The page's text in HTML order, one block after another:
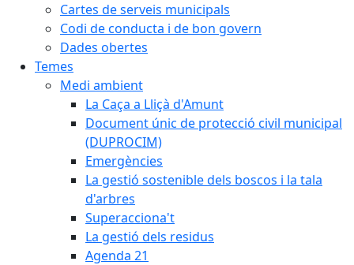
Cartes de serveis municipals
Codi de conducta i de bon govern
Dades obertes
Temes
Medi ambient
La Caça a Lliçà d'Amunt
Document únic de protecció civil municipal
(DUPROCIM)
Emergències
La gestió sostenible dels boscos i la tala
d'arbres
Superacciona't
La gestió dels residus
Agenda 21